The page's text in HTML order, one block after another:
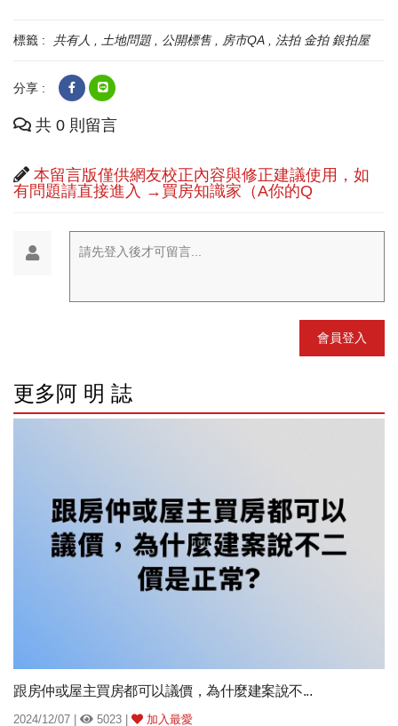
標籤 : 共有人 土地問題 公開標售 房市QA 法拍 金拍 銀拍屋
分享 :
共 0 則留言
本留言版僅供網友校正內容與修正建議使用，如
有問題請直接進入 →買房知識家（A你的Q
請先登入後才可留言...
會員登入
更多阿 明 誌
跟房仲或屋主買房都可以議價，為什麼建案說不...
2024/12/07 | 5023 | 加入最愛